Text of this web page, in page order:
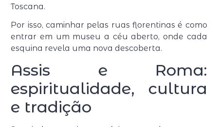
Toscana.
Por isso, caminhar pelas ruas florentinas é como
entrar em um museu a céu aberto, onde cada
esquina revela uma nova descoberta.
Assis e Roma:
espiritualidade, cultura
e tradição